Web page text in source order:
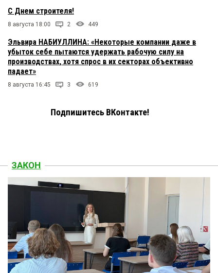
С Днем строителя!
8 августа 18:00 2 449
Эльвира НАБИУЛЛИНА: «Некоторые компании даже в
убыток себе пытаются удержать рабочую силу на
производствах, хотя спрос в их секторах объективно
падает»
8 августа 16:45 3 619
Подпишитесь ВКонтакте!
ЗАКОН